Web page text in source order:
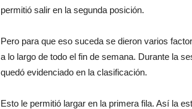
permitió salir en la segunda posición.
Pero para que eso suceda se dieron varios
a lo largo de todo el fin de semana. Durante la
quedó evidenciado en la clasificación.
Esto le permitió largar en la primera fila. Así la